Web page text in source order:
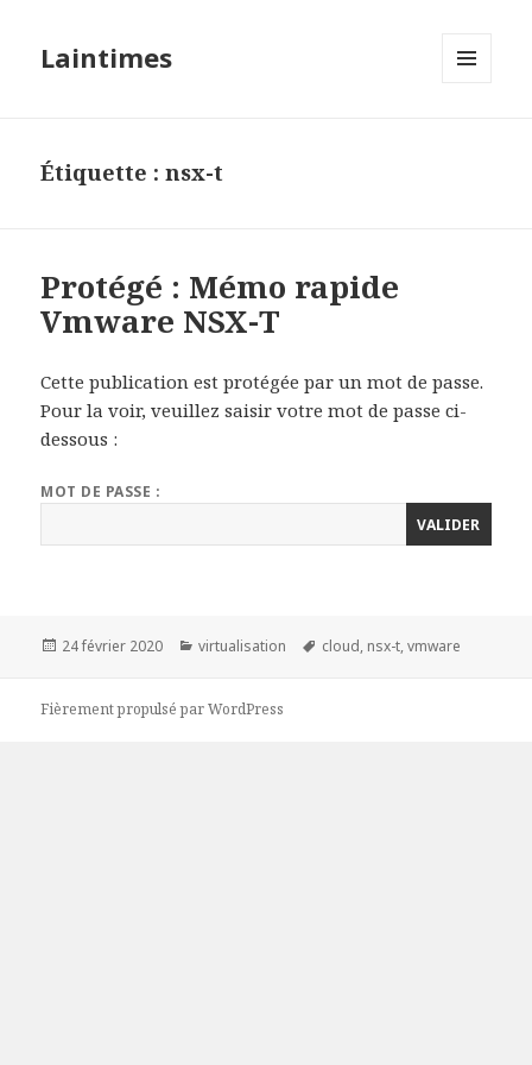
Laintimes
Étiquette :nsx-t
Protégé : Mémo rapide
Vmware NSX-T
Cette publication est protégée par un mot de passe.
Pour la voir, veuillez saisir votre mot de passe ci-
dessous :
MOT DE PASSE :
Publié
24 février 2020 Catégories
virtualisation
Mots-
cloud, nsx-t,vmware
Fièrement propulsé par WordPress